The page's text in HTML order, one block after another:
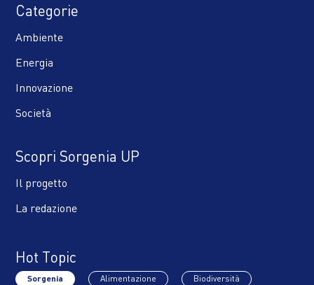
Categorie
Ambiente
Energia
Innovazione
Società
Scopri Sorgenia UP
Il progetto
La redazione
Hot Topic
Sorgenia Alimentazione Biodiversità